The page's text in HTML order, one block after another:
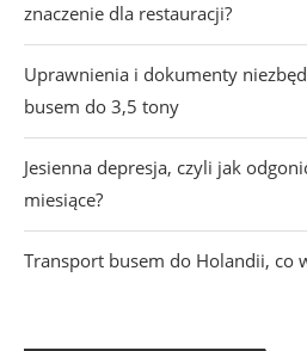
znaczenie dla restauracji?
Uprawnienia i dokumenty
busem do 3,5 tony
Jesienna depresja, czyli jak
miesiące?
Transport busem do Holandii, co